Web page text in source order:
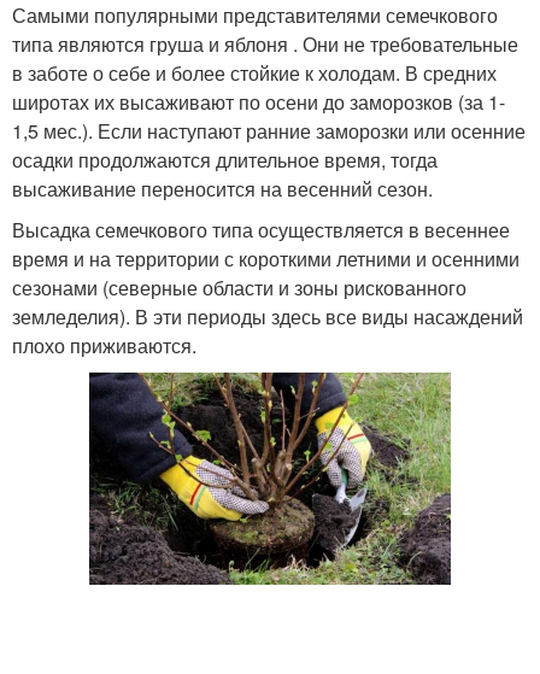
Самыми популярными представителями семечкового
типа являются груша и яблоня . Они не требовательные
в заботе о себе и более стойкие к холодам. В средних
широтах их высаживают по осени до заморозков (за 1-
1,5 мес.). Если наступают ранние заморозки или осенние
осадки продолжаются длительное время, тогда
высаживание переносится на весенний сезон.
Высадка семечкового типа осуществляется в весеннее
время и на территории с короткими летними и осенними
сезонами (северные области и зоны рискованного
земледелия). В эти периоды здесь все виды насаждений
плохо приживаются.